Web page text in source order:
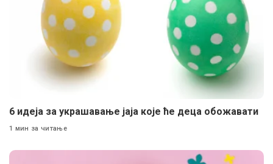
6 идеја за украшавање јаја које ће деца обожавати
1 мин за читање